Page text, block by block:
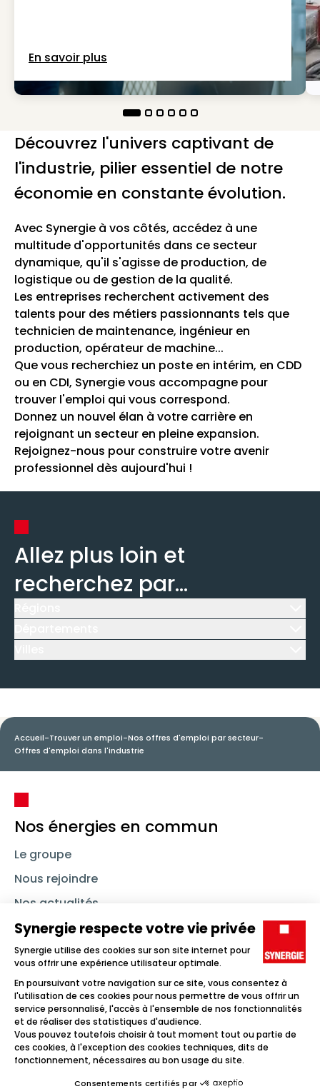
En savoir plus
Découvrez l'univers captivant de
l'industrie, pilier essentiel de notre
économie en constante évolution.
Avec Synergie à vos côtés, accédez à une
multitude d'opportunités dans ce secteur
dynamique, qu'il s'agisse de production, de
logistique ou de gestion de la qualité.
Les entreprises recherchent activement des
talents pour des métiers passionnants tels que
technicien de maintenance, ingénieur en
production, opérateur de machine...
Que vous recherchiez un poste en intérim, en CDD
ou en CDI, Synergie vous accompagne pour
trouver l'emploi qui vous correspond.
Donnez un nouvel élan à votre carrière en
rejoignant un secteur en pleine expansion.
Rejoignez-nous pour construire votre avenir
professionnel dès aujourd'hui !
Allez plus loin et
recherchez par...
Accueil-Trouver un emploi-Nos offres d'emploi par secteur-
Offres d'emploi dans l'industrie
Nos énergies en commun
Le groupe
Nous rejoindre
Nos actualités
Nous contacter
Linkedin SynergieInstagramTikTok Youtube
Trouver un emploi
Icône d'illustration
Candidats
Icône d'illustration
Icône d'illustration